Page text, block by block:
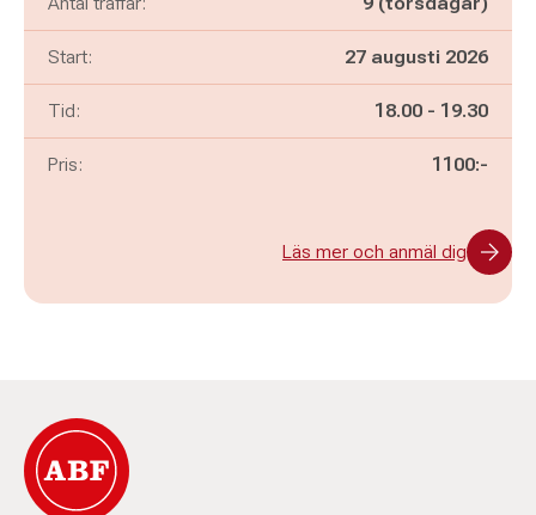
Start: 27 augusti 2026
Tid: Pågår mellan
18.00 - och
19.30
Pris: 1100:-
Läs mer och anmäl dig